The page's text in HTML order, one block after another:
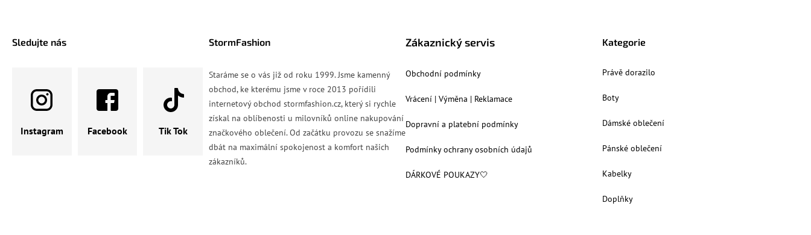
Sledujte nás
Instagram Facebook Tik Tok
StormFashion
Staráme se o vás již od roku 1999. Jsme kamenný
obchod, ke kterému jsme v roce 2013 pořídili
internetový obchod stormfashion.cz, který si rychle
získal na oblíbenosti u milovníků online nakupování
značkového oblečení. Od začátku provozu se snažíme
dbát na maximální spokojenost a komfort našich
zákazníků.
Zákaznický servis
Obchodní podmínky
Vrácení | Výměna | Reklamace
Dopravní a platební podmínky
Podmínky ochrany osobních údajů
DÁRKOVÉ POUKAZY🤍
Kategorie
Právě dorazilo
Boty
Dámské oblečení
Pánské oblečení
Kabelky
Doplňky